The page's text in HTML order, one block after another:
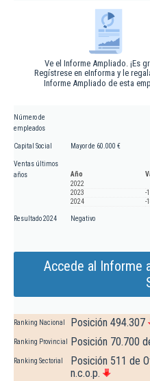
Ve el Informe Ampliado. ¡Es
Regístrese en eInforma y le
Informe Ampliado de esta
Número de
empleados
Capital Social Mayor de 60.000 €
Ventas últimos
años
Año
2022
2023
-
2024
-
Resultado 2024 Negativo
Accede al Informe
Ranking Nacional Posición 494.307
Ranking Provincial Posición 70.700
Ranking Sectorial
Posición 511 de
n.c.o.p.